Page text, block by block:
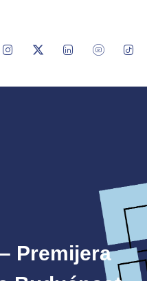
Premijera